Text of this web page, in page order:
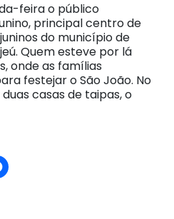
feira o público
principal centro de
do município de
Quem esteve por lá
onde as famílias
festejar o São João. No
casas de taipas, o